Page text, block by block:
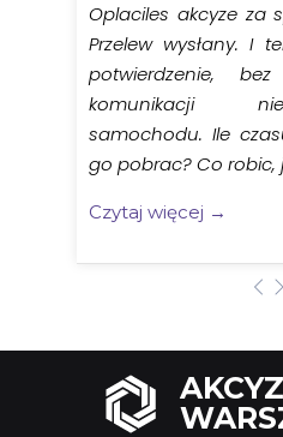
Oplaciles akcyze za
Przelew wysłany. I
potwierdzenie,
komunikacji
samochodu. Ile
go pobrac? Co robic,
Czytaj więcej →